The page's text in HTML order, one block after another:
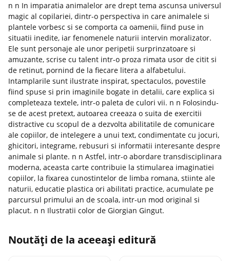
n n In imparatia animalelor are drept tema ascunsa universul
magic al copilariei, dintr-o perspectiva in care animalele si
plantele vorbesc si se comporta ca oamenii, fiind puse in
situatii inedite, iar fenomenele naturii intervin moralizator.
Ele sunt personaje ale unor peripetii surprinzatoare si
amuzante, scrise cu talent intr-o proza rimata usor de citit si
de retinut, pornind de la fiecare litera a alfabetului.
Intamplarile sunt ilustrate inspirat, spectaculos, povestile
fiind spuse si prin imaginile bogate in detalii, care explica si
completeaza textele, intr-o paleta de culori vii. n n Folosindu-
se de acest pretext, autoarea creeaza o suita de exercitii
distractive cu scopul de a dezvolta abilitatile de comunicare
ale copiilor, de intelegere a unui text, condimentate cu jocuri,
ghicitori, integrame, rebusuri si informatii interesante despre
animale si plante. n n Astfel, intr-o abordare transdisciplinara
moderna, aceasta carte contribuie la stimularea imaginatiei
copiilor, la fixarea cunostintelor de limba romana, stiinte ale
naturii, educatie plastica ori abilitati practice, acumulate pe
parcursul primului an de scoala, intr-un mod original si
placut. n n Ilustratii color de Giorgian Gingut.
Noutăți de la aceeași editură